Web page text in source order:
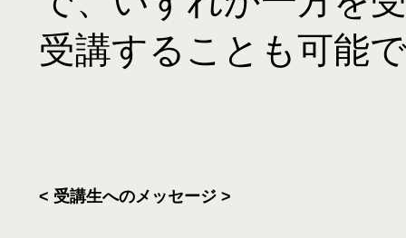
受講することも可能
< 受講生へのメッセージ >